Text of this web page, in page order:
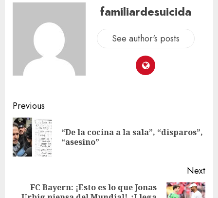
familiardesuicida
See author's posts
Previous
“De la cocina a la sala”, “disparos”,
“asesino”
Next
FC Bayern: ¡Esto es lo que Jonas